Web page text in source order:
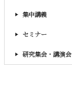
集中講義
セミナー
研究集会・講演会